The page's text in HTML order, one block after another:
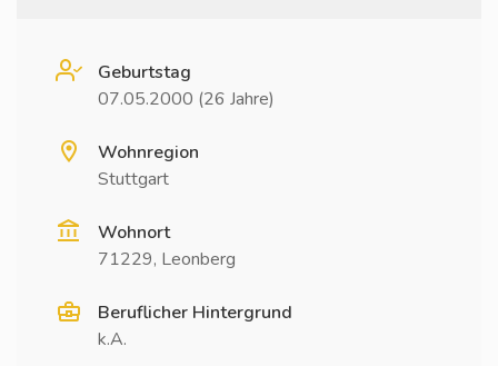
Geburtstag
07.05.2000 (26 Jahre)
Wohnregion
Stuttgart
Wohnort
71229, Leonberg
Beruflicher Hintergrund
k.A.